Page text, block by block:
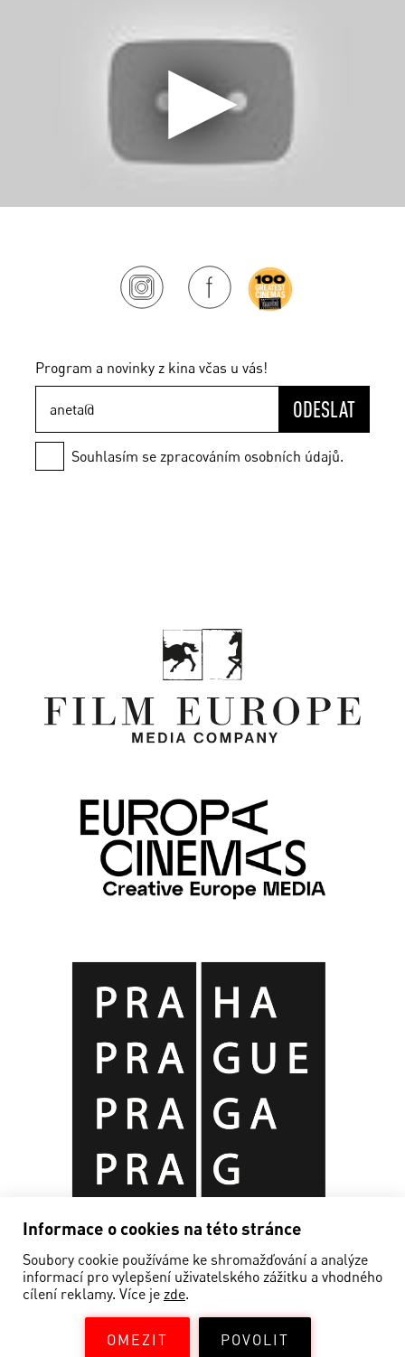
Program a novinky z kina včas u vás!
ODESLAT
Souhlasím se zpracováním osobních údajů.
Informace o cookies na této stránce
Soubory cookie používáme ke shromažďování a analýze
informací pro vylepšení uživatelského zážitku a vhodného
cílení reklamy. Více je zde.
OMEZIT POVOLIT